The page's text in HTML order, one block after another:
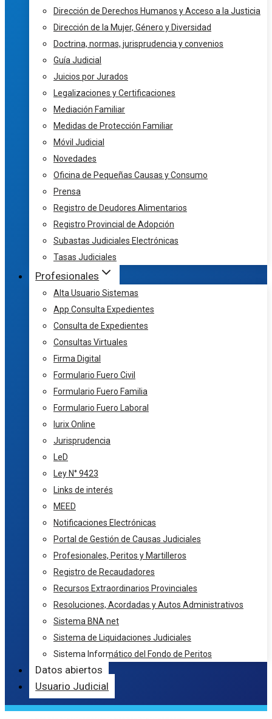
Dirección de Derechos Humanos y Acceso a la Justicia
Dirección de la Mujer, Género y Diversidad
Doctrina, normas, jurisprudencia y convenios
Guía Judicial
Juicios por Jurados
Legalizaciones y Certificaciones
Mediación Familiar
Medidas de Protección Familiar
Móvil Judicial
Novedades
Oficina de Pequeñas Causas y Consumo
Prensa
Registro de Deudores Alimentarios
Registro Provincial de Adopción
Subastas Judiciales Electrónicas
Tasas Judiciales
Profesionales
Alta Usuario Sistemas
App Consulta Expedientes
Consulta de Expedientes
Consultas Virtuales
Firma Digital
Formulario Fuero Civil
Formulario Fuero Familia
Formulario Fuero Laboral
Iurix Online
Jurisprudencia
LeD
Ley N° 9423
Links de interés
MEED
Notificaciones Electrónicas
Portal de Gestión de Causas Judiciales
Profesionales, Peritos y Martilleros
Registro de Recaudadores
Recursos Extraordinarios Provinciales
Resoluciones, Acordadas y Autos Administrativos
Sistema BNA net
Sistema de Liquidaciones Judiciales
Sistema Informático del Fondo de Peritos
Datos abiertos
Usuario Judicial